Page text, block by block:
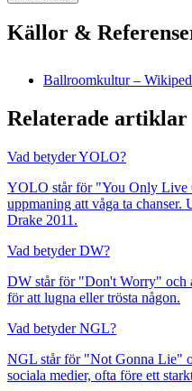
Källor &
Ballroomkultur –
Relaterade artiklar
Vad betyder YOLO?
YOLO står för "You Only Live
uppmaning att våga ta chanser.
Drake 2011.
Vad betyder DW?
DW står för "Don't Worry" och
för att lugna eller trösta någon.
Vad betyder NGL?
NGL står för "Not Gonna Lie"
sociala medier, ofta före ett